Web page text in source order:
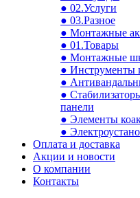
● 02.Услуги
● 03.Разное
● Монтажные
● 01.Товары
● Монтажные
● Инструменты
●
●
панели
● Элементы
●
Оплата и доставка
Акции и новости
О компании
Контакты